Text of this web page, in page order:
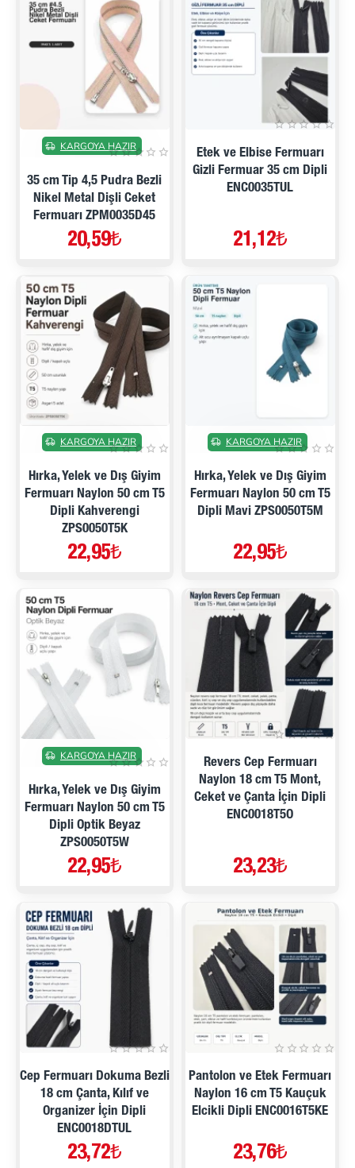
YENI
KARGOYA HAZIR
35 cm Tip 4,5 Pudra Bezli
Nikel Metal Dişli Ceket
Fermuarı ZPM0035D45
20,59₺
Etek ve Elbise Fermuarı
Gizli Fermuar 35 cm Dipli
ENC0035TUL
21,12₺
KARGOYA HAZIR
Hırka, Yelek ve Dış Giyim
Fermuarı Naylon 50 cm T5
Dipli Kahverengi
ZPS0050T5K
22,95₺
KARGOYA HAZIR
Hırka, Yelek ve Dış Giyim
Fermuarı Naylon 50 cm T5
Dipli Mavi ZPS0050T5M
22,95₺
KARGOYA HAZIR
Hırka, Yelek ve Dış Giyim
Fermuarı Naylon 50 cm T5
Dipli Optik Beyaz
ZPS0050T5W
22,95₺
Revers Cep Fermuarı
Naylon 18 cm T5 Mont,
Ceket ve Çanta İçin Dipli
ENC0018T5O
23,23₺
Cep Fermuarı Dokuma Bezli
18 cm Çanta, Kılıf ve
Organizer İçin Dipli
ENC0018DTUL
23,72₺
Pantolon ve Etek Fermuarı
Naylon 16 cm T5 Kauçuk
Elcikli Dipli ENC0016T5KE
23,76₺